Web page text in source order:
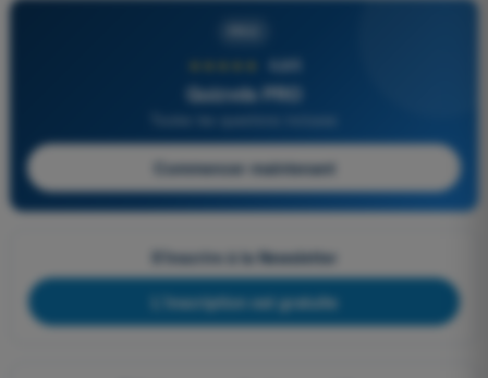
4,6/5
Quizvds PRO
Commencer maintenant
S'inscrire à la Newsletter
L'inscription est gratuite